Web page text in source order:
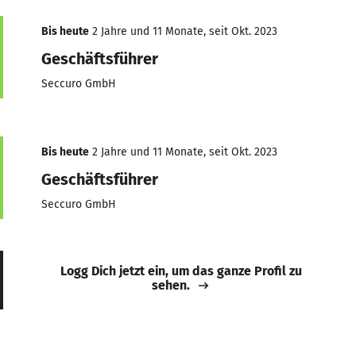
Bis heute 2 Jahre und 11 Monate, seit Okt. 2023
Geschäftsführer
Seccuro GmbH
Bis heute 2 Jahre und 11 Monate, seit Okt. 2023
Geschäftsführer
Seccuro GmbH
Logg Dich jetzt ein, um das ganze Profil zu
sehen.